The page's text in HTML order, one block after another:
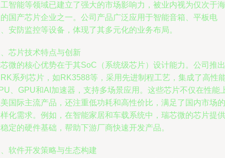
智能等领域已建立了强大的市场影响力，被业内视为仅次于海
国产芯片企业之一。公司产品广泛应用于智能音箱、平板电
安防监控等设备，体现了其多元化的业务布局。
芯片技术特点与创新
微的核心优势在于其SoC（系统级芯片）设计能力。公司推出
系列芯片，如RK3588等，采用先进制程工艺，集成了高性
、GPU和AI加速器，支持多场景应用。这些芯片不仅在性能
国际主流产品，还注重低功耗和高性价比，满足了国内市场的
化需求。例如，在智能家居和车载系统中，瑞芯微的芯片提供
定的硬件基础，帮助下游厂商快速开发产品。
软件开发策略与生态构建